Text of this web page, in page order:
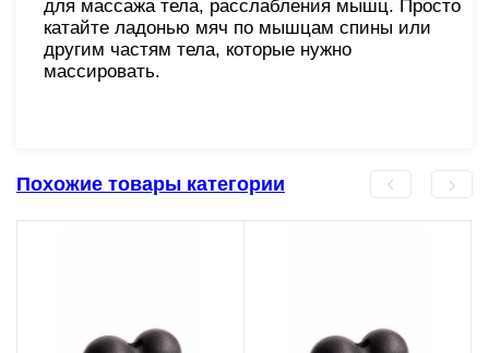
для массажа тела, расслабления мышц. Просто
катайте ладонью мяч по мышцам спины или
другим частям тела, которые нужно
массировать.
Похожие товары категории